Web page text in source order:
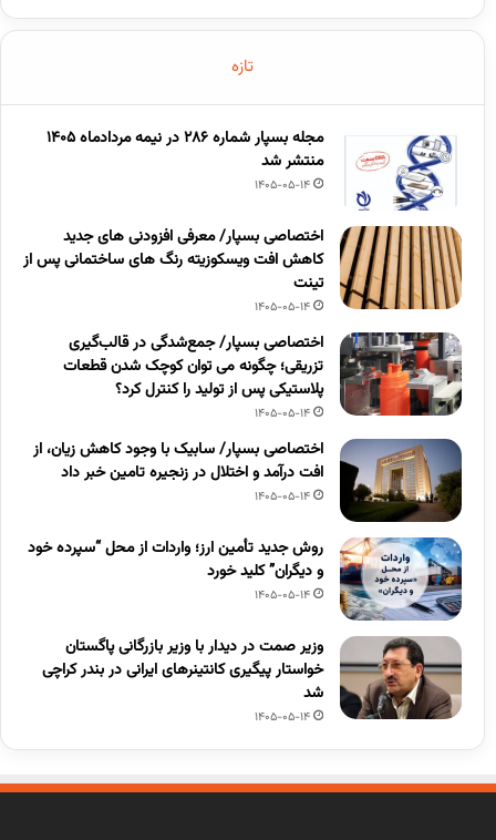
تازه
مجله بسپار شماره 286 در نیمه مردادماه 1405
منتشر شد
1405-05-14
اختصاصی بسپار/ معرفی افزودنی های جدید
کاهش افت ویسکوزیته رنگ های ساختمانی پس از
تینت
1405-05-14
اختصاصی بسپار/ جمع‌شدگی در قالب‌گیری
تزریقی؛ چگونه می توان کوچک شدن قطعات
پلاستیکی پس از تولید را کنترل کرد؟
1405-05-14
اختصاصی بسپار/ سابیک با وجود کاهش زیان، از
افت درآمد و اختلال در زنجیره تامین خبر داد
1405-05-14
روش جدید تأمین ارز؛ واردات از محل “سپرده خود
و دیگران” کلید خورد
1405-05-14
وزیر صمت در دیدار با وزیر بازرگانی پاگستان
خواستار پیگیری کانتینرهای ایرانی در بندر کراچی
شد
1405-05-14